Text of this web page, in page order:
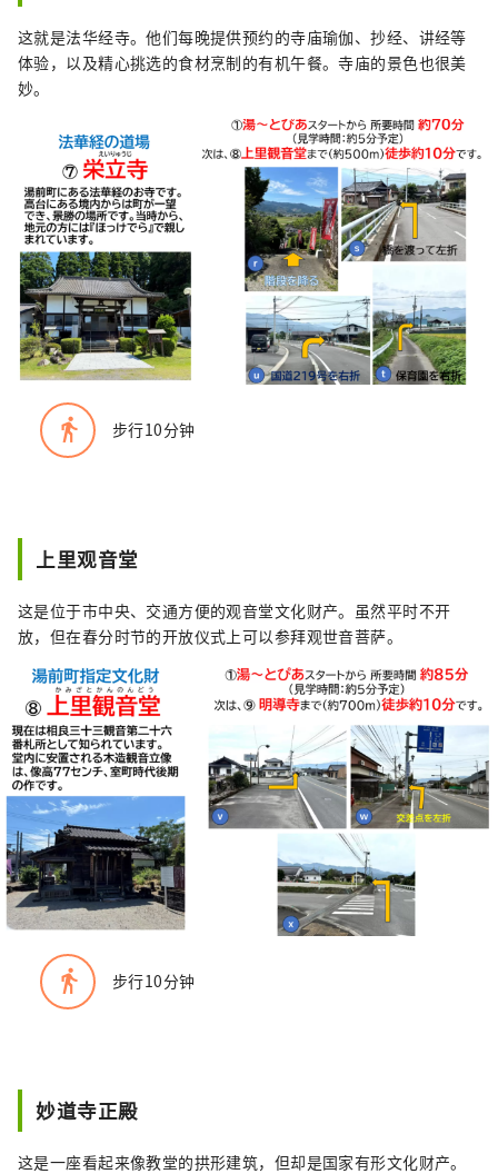
这就是法华经寺。他们每晚提供预约的寺庙瑜伽、抄经、讲经等
体验，以及精心挑选的食材烹制的有机午餐。寺庙的景色也很美
妙。
directions_walk 步行10分钟
上里观音堂
这是位于市中央、交通方便的观音堂文化财产。虽然平时不开
放，但在春分时节的开放仪式上可以参拜观世音菩萨。
directions_walk 步行10分钟
妙道寺正殿
这是一座看起来像教堂的拱形建筑，但却是国家有形文化财产。